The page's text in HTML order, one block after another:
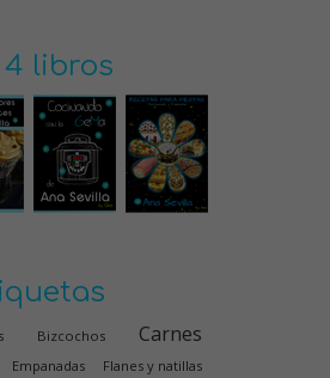
4 libros
Bizcochos Carnes
Empanadas
Flanes y natillas